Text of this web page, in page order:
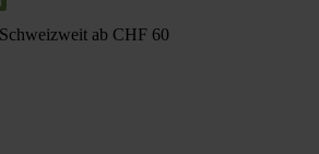
Schweizweit ab CHF 60